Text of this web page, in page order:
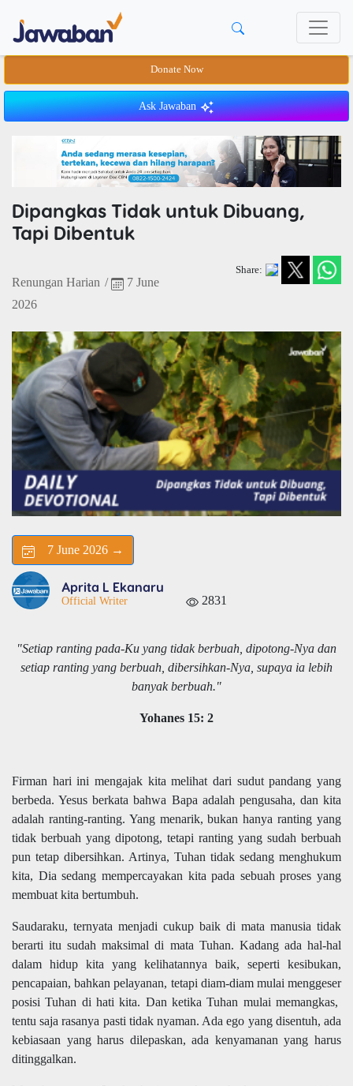
Donate Now
Ask Jawaban
Dipangkas Tidak untuk Dibuang,
Tapi Dibentuk
Renungan Harian /
7 June
2026
Share:
7 June 2026 →
Aprita L Ekanaru
Official Writer 2831
"Setiap ranting pada-Ku yang tidak berbuah, dipotong-Nya dan
setiap ranting yang berbuah, dibersihkan-Nya, supaya ia lebih
banyak berbuah."
Yohanes 15: 2
Firman hari ini mengajak kita melihat dari sudut pandang yang
berbeda. Yesus berkata bahwa Bapa adalah pengusaha, dan kita
adalah ranting-ranting. Yang menarik, bukan hanya ranting yang
tidak berbuah yang dipotong, tetapi ranting yang sudah berbuah
pun tetap dibersihkan. Artinya, Tuhan tidak sedang menghukum
kita, Dia sedang mempercayakan kita pada sebuah proses yang
membuat kita bertumbuh.
Saudaraku, ternyata menjadi cukup baik di mata manusia tidak
berarti itu sudah maksimal di mata Tuhan. Kadang ada hal-hal
dalam hidup kita yang kelihatannya baik, seperti kesibukan,
pencapaian, bahkan pelayanan, tetapi diam-diam mulai menggeser
posisi Tuhan di hati kita. Dan ketika Tuhan mulai memangkas,
tentu saja rasanya pasti tidak nyaman. Ada ego yang disentuh, ada
kebiasaan yang harus dilepaskan, ada kenyamanan yang harus
ditinggalkan.